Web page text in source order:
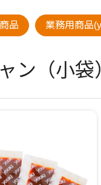
2025年 秋の新
ユウキ食品グル
品 業務用商品
ン（小袋